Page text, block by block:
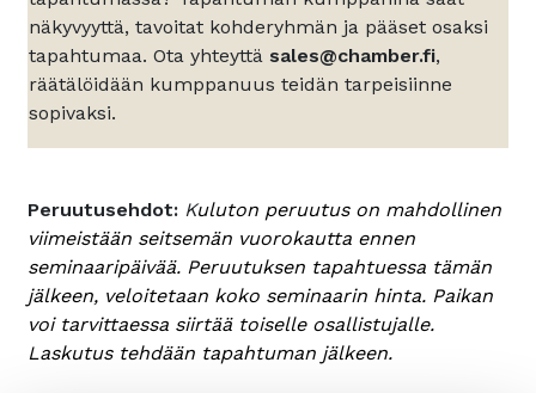
näkyvyyttä, tavoitat kohderyhmän ja pääset osaksi
tapahtumaa. Ota yhteyttä sales@chamber.fi,
räätälöidään kumppanuus teidän tarpeisiinne
sopivaksi.
Peruutusehdot: Kuluton peruutus on mahdollinen
viimeistään seitsemän vuorokautta ennen
seminaaripäivää. Peruutuksen tapahtuessa tämän
jälkeen, veloitetaan koko seminaarin hinta. Paikan
voi tarvittaessa siirtää toiselle osallistujalle.
Laskutus tehdään tapahtuman jälkeen.